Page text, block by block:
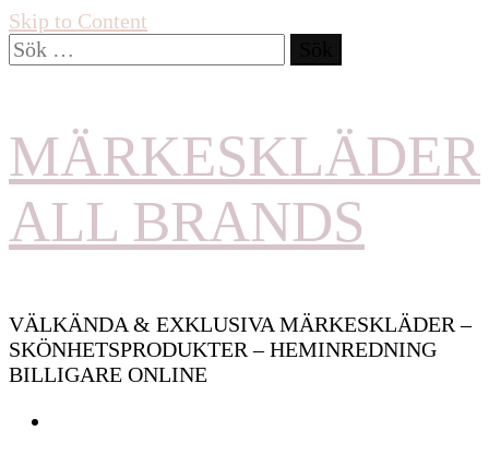
Skip to Content
Sök
efter:
MÄRKESKLÄDER
ALL BRANDS
VÄLKÄNDA & EXKLUSIVA MÄRKESKLÄDER –
SKÖNHETSPRODUKTER – HEMINREDNING
BILLIGARE ONLINE